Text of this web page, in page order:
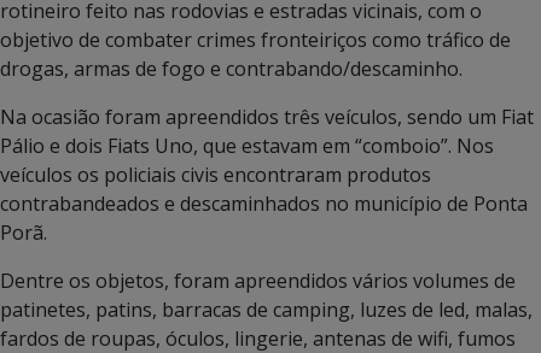
rotineiro feito nas rodovias e estradas vicinais, com o
objetivo de combater crimes fronteiriços como tráfico de
drogas, armas de fogo e contrabando/descaminho.
Na ocasião foram apreendidos três veículos, sendo um Fiat
Pálio e dois Fiats Uno, que estavam em “comboio”. Nos
veículos os policiais civis encontraram produtos
contrabandeados e descaminhados no município de Ponta
Porã.
Dentre os objetos, foram apreendidos vários volumes de
patinetes, patins, barracas de camping, luzes de led, malas,
fardos de roupas, óculos, lingerie, antenas de wifi, fumos